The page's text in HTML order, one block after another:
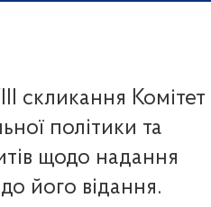
скликання Комітет
політики та
щодо надання
його відання.